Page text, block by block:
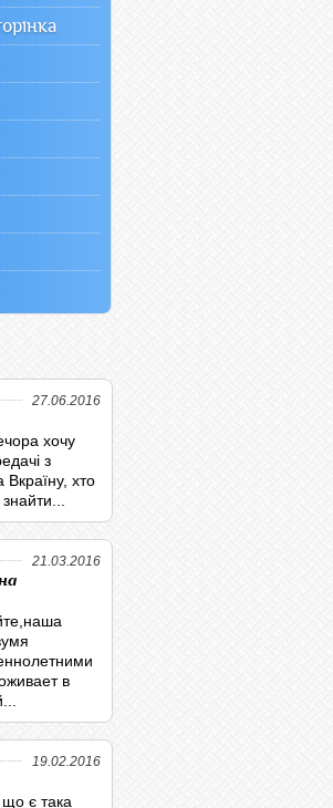
27.06.2016
хочу
з
Вкраїну, хто
21.03.2016
в
19.02.2016
є така